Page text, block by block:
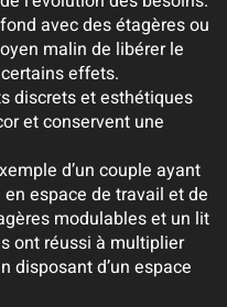
avec des étagères ou
malin de libérer le
effets.
discrets et esthétiques
et conservent une
d’un couple ayant
espace de travail et de
modulables et un lit
ont réussi à multiplier
disposant d’un espace